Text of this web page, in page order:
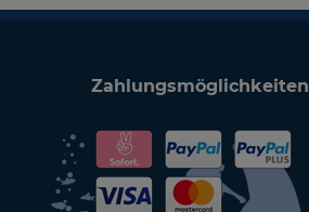
Zahlungsmöglichkeiten